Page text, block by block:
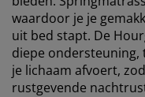
waardoor je je
uit bed stapt. De
diepe ondersteuning,
je lichaam afvoert,
rustgevende